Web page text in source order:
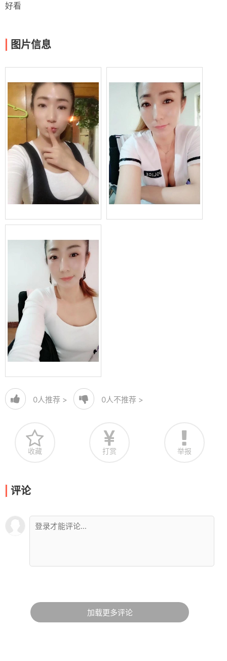
好看
图片信息
0人推荐 > 0人不推荐 >
收藏 打赏 举报
评论
加载更多评论